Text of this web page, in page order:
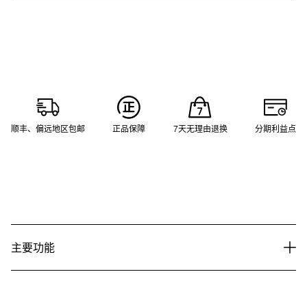
顺丰、偏远地区包邮 正品保障 7天无理由退换 分期利益点
主要功能